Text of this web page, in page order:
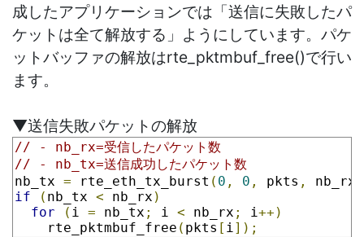
成したアプリケーションでは「送信に失敗したパ
ケットは全て解放する」ようにしています。パケ
ットバッファの解放はrte_pktmbuf_free()で行い
ます。
▼送信失敗パケットの解放
// - nb_rx=受信したパケット数
// - nb_tx=送信成功したパケット数
nb_tx = rte_eth_tx_burst ( 0 , 0 , pkts , nb_rx
if
( nb_tx < nb_rx )
for
( i = nb_tx ; i < nb_rx ; i++)
rte_pktmbuf_free ( pkts [ i]);